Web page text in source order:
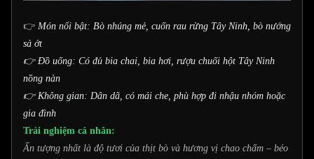
👉 Món nổi bật: Bò nhúng mẻ, cuốn rau rừng Tây Ninh, bò nướng
sả ớt
👉 Đồ uống: Có đủ bia chai, bia hơi, rượu chuối hột Tây Ninh
nồng nàn
👉 Không gian: Dân dã, có mái che, phù hợp đi nhậu nhóm hoặc
gia đình
Trải nghiệm cá nhân:
Ấn tượng nhất là độ tươi của thịt bò và hương vị chao chấm – béo